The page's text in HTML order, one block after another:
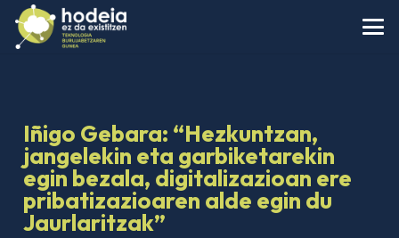
Iñigo Gebara: “Hezkuntzan,
jangelekin eta garbiketarekin
egin bezala, digitalizazioan ere
pribatizazioaren alde egin du
Jaurlaritzak”